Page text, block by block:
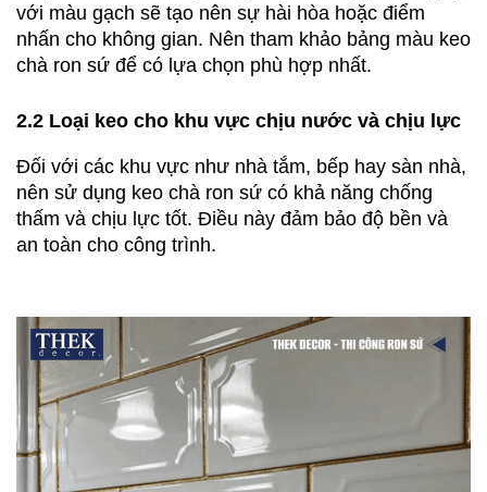
với màu gạch sẽ tạo nên sự hài hòa hoặc điểm
nhấn cho không gian. Nên tham khảo bảng màu keo
chà ron sứ để có lựa chọn phù hợp nhất.
2.2 Loại keo cho khu vực chịu nước và chịu lực
Đối với các khu vực như nhà tắm, bếp hay sàn nhà,
nên sử dụng keo chà ron sứ có khả năng chống
thấm và chịu lực tốt. Điều này đảm bảo độ bền và
an toàn cho công trình.